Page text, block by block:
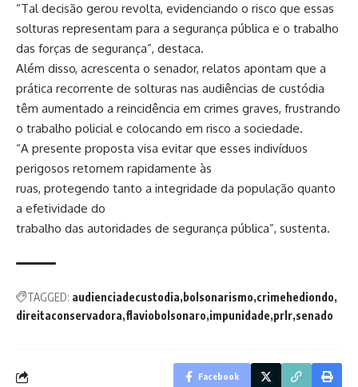
“Tal decisão gerou revolta, evidenciando o risco que essas
solturas representam para a segurança pública e o trabalho
das forças de segurança”, destaca.
Além disso, acrescenta o senador, relatos apontam que a
prática recorrente de solturas nas audiências de custódia
têm aumentado a reincidência em crimes graves, frustrando
o trabalho policial e colocando em risco a sociedade.
“A presente proposta visa evitar que esses indivíduos
perigosos retornem rapidamente às
ruas, protegendo tanto a integridade da população quanto
a efetividade do
trabalho das autoridades de segurança pública”, sustenta.
TAGGED: audienciadecustodia bolsonarismo crimehediondo
direitaconservadora flaviobolsonaro impunidade prlr senado
Facebook